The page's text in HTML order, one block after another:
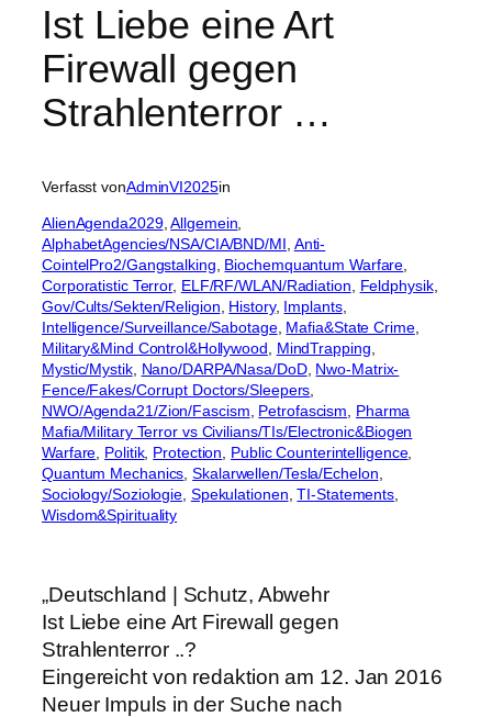
Ist Liebe eine Art
Firewall gegen
Strahlenterror …
Verfasst vonAdminVI2025in
AlienAgenda2029, Allgemein
AlphabetAgencies/NSA/CIA/BND/MI Anti-
CointelPro2/Gangstalking Biochemquantum Warfare
Corporatistic Terror, ELF/RF/WLAN/Radiation Feldphysik
Gov/Cults/Sekten/Religion History, Implants
Intelligence/Surveillance/Sabotage, Mafia&State Crime
Military&Mind Control&Hollywood
MindTrapping
Mystic/Mystik, Nano/DARPA/Nasa/DoD, Nwo-Matrix-
Fence/Fakes/Corrupt Doctors/Sleepers
NWO/Agenda21/Zion/Fascism Petrofascism
Pharma
Mafia/Military Terror vs Civilians/TIs/Electronic&Biogen
Warfare Politik, Protection Public Counterintelligence
Quantum Mechanics , Skalarwellen/Tesla/Echelon
Sociology/Soziologie Spekulationen , TI-Statements
Wisdom&Spirituality
„Deutschland | Schutz, Abwehr
Ist Liebe eine Art Firewall gegen
Strahlenterror ..?
Eingereicht von redaktion am 12. Jan 2016
Neuer Impuls in der Suche nach